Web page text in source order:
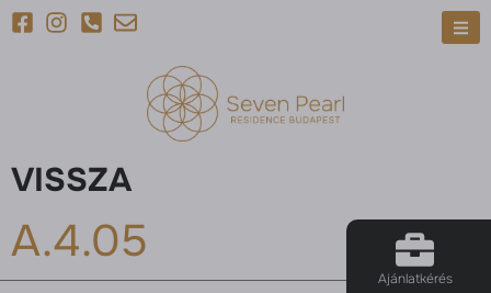
Ajánlatkérés
VISSZA
A.4.05